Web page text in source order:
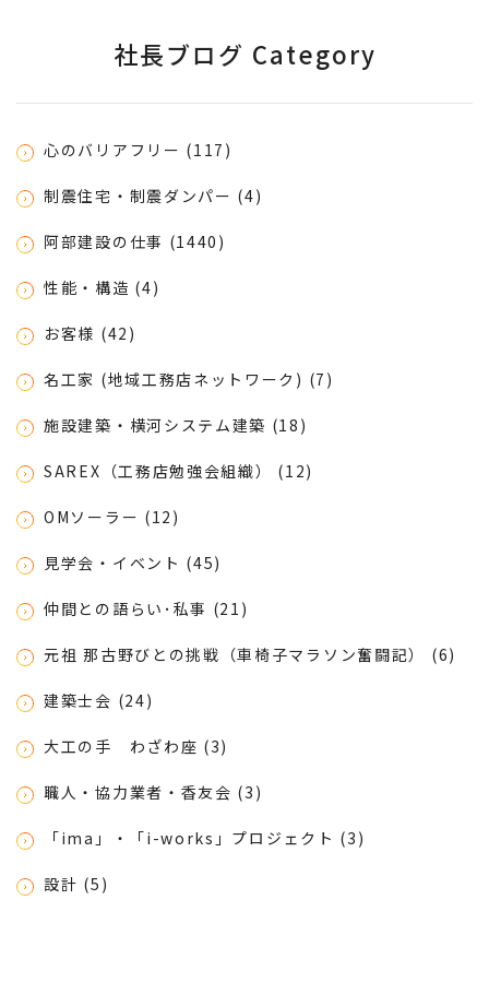
社長ブログ Category
心のバリアフリー (117)
制震住宅・制震ダンパー (4)
阿部建設の仕事 (1440)
性能・構造 (4)
お客様 (42)
名工家 (地域工務店ネットワーク) (7)
施設建築・横河システム建築 (18)
SAREX（工務店勉強会組織） (12)
OMソーラー (12)
見学会・イベント (45)
仲間との語らい･私事 (21)
元祖 那古野びとの挑戦（車椅子マラソン奮闘記） (6)
建築士会 (24)
大工の手 わざわ座 (3)
職人・協力業者・香友会 (3)
「ima」・「i-works」プロジェクト (3)
設計 (5)